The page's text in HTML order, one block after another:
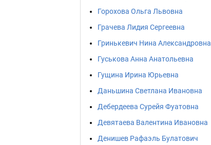
Горохова Ольга Львовна
Грачева Лидия Сергеевна
Гринькевич Нина Александровна
Гуськова Анна Анатольевна
Гущина Ирина Юрьевна
Даньшина Светлана Ивановна
Дебердеева Сурейя Фуатовна
Девятаева Валентина Ивановна
Денишев Рафаэль Булатович